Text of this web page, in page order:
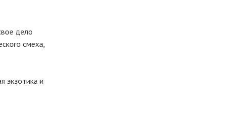
дело
смеха,
экзотика и